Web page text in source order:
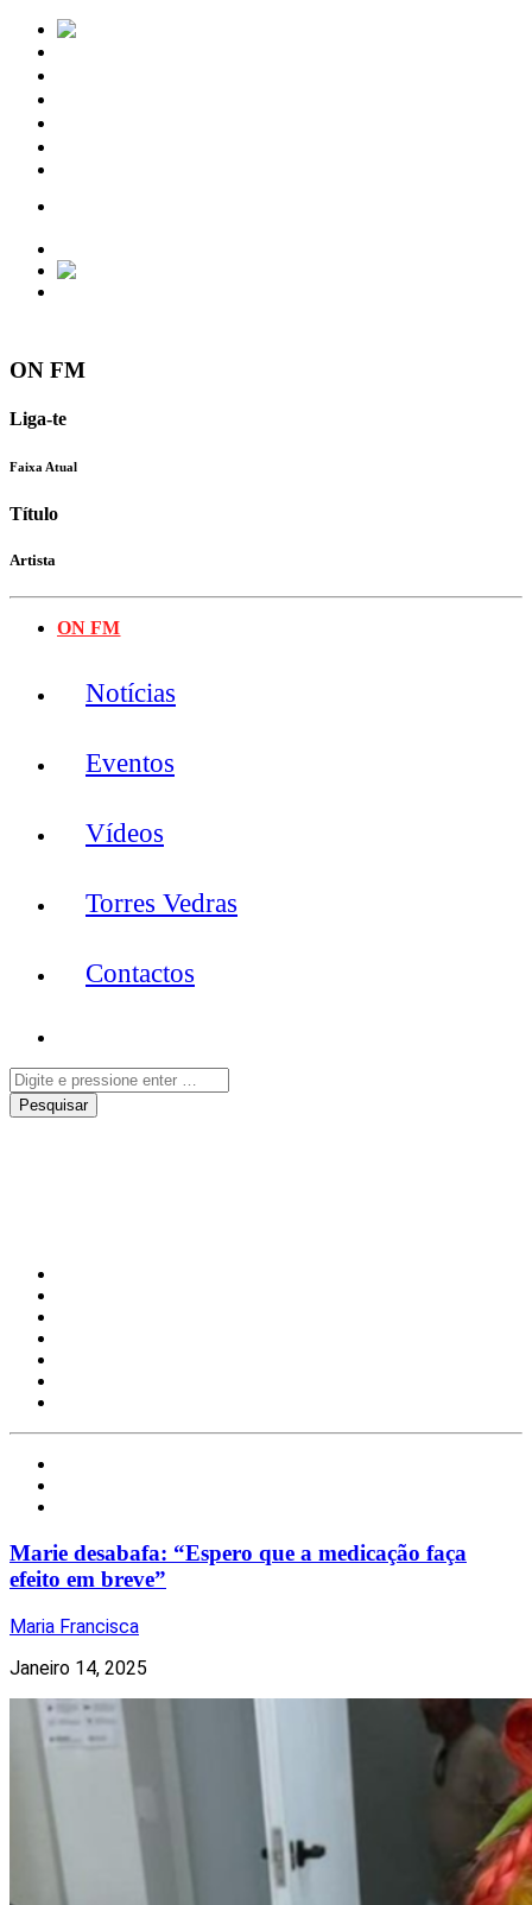
ON FM
Liga-te
Faixa Atual
Título
Artista
ON FM
Notícias
Eventos
Vídeos
Torres Vedras
Contactos
Marie desabafa: “Espero que a medicação faça
efeito em breve”
Maria Francisca
Janeiro 14, 2025